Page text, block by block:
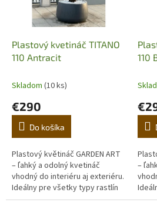
Plastový kvetináč TITANO
110 Antracit
Skladom (10 ks)
€290
Do košíka
Plastový květináč GARDEN ART
– ľahký a odolný kvetináč
vhodný do interiéru aj exteriéru.
Ideálny pre všetky typy rastlín
vrátane olivovníkov. Odoláva UV
110
–